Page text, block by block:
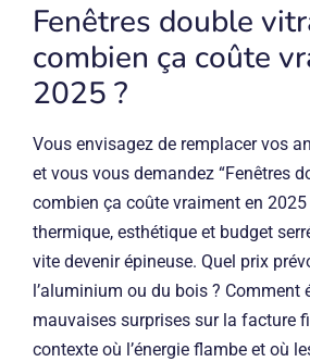
Fenêtres double
combien ça coûte
2025 ?
Vous envisagez de remplacer vos
et vous vous demandez “Fenêtres
combien ça coûte vraiment en 2025
thermique, esthétique et budget
vite devenir épineuse. Quel prix
l’aluminium ou du bois ? Comment
mauvaises surprises sur la facture
contexte où l’énergie flambe et où